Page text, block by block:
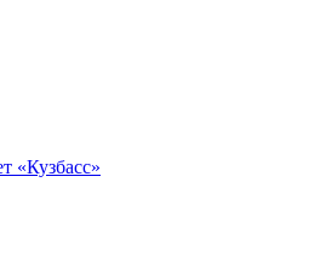
«Кузбасс»